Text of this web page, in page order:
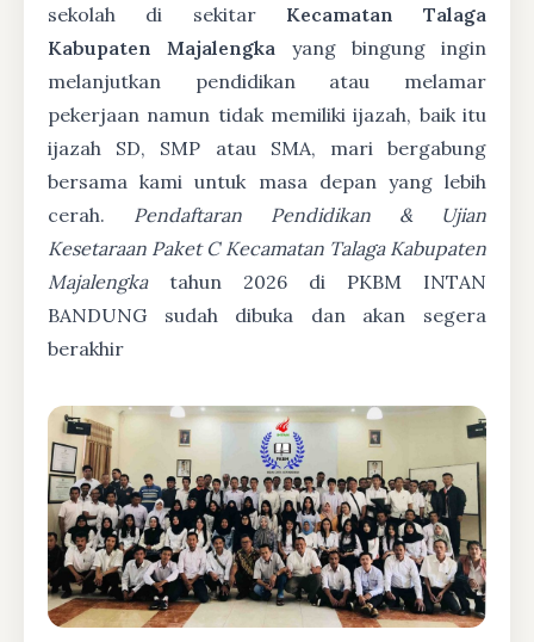
sekolah di sekitar Kecamatan Talaga
Kabupaten Majalengka yang bingung ingin
melanjutkan pendidikan atau melamar
pekerjaan namun tidak memiliki ijazah, baik itu
ijazah SD, SMP atau SMA, mari bergabung
bersama kami untuk masa depan yang lebih
cerah. Pendaftaran Pendidikan & Ujian
Kesetaraan Paket C Kecamatan Talaga Kabupaten
Majalengkatahun 2026 di PKBM INTAN
BANDUNG sudah dibuka dan akan segera
berakhir